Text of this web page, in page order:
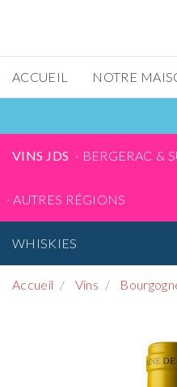
ACCUEIL NOTRE
VINS JDS BERGERAC &
AUTRES RÉGIONS
WHISKIES
Accueil Vins